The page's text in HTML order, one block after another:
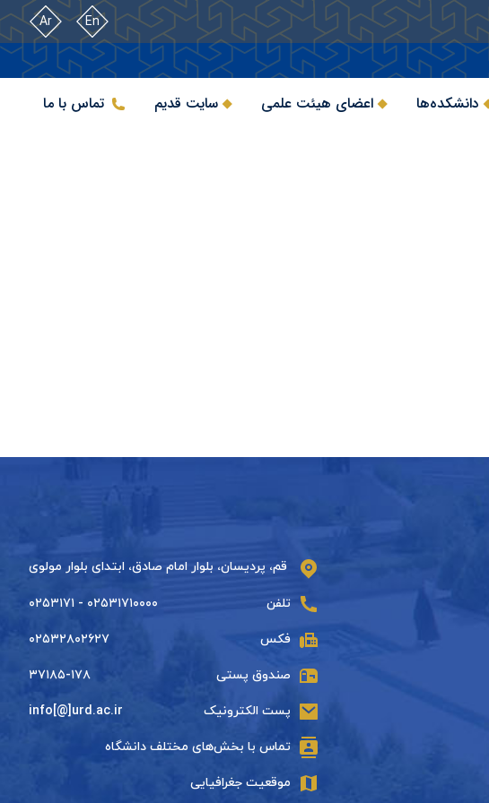
En
Ar
دانشکده‌ها اعضای هیئت علمی سایت قدیم تماس با ما
قم، پردیسان، بلوار امام صادق، ابتدای بلوار مولوی
تلفن ۰۲۵۳۱۷۱۰۰۰۰ - ۰۲۵۳۱۷۱
فکس ۰۲۵۳۲۸۰۲۶۲۷
صندوق پستی ۳۷۱۸۵-۱۷۸
پست الکترونیک info[@]urd.ac.ir
تماس با بخش‌های مختلف دانشگاه
موقعیت جغرافیایی